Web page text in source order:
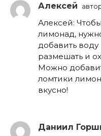
Алексей
Алексей:
лимонад,
добавить воду
размешать и
Можно
ломтики
вкусно!
Даниил